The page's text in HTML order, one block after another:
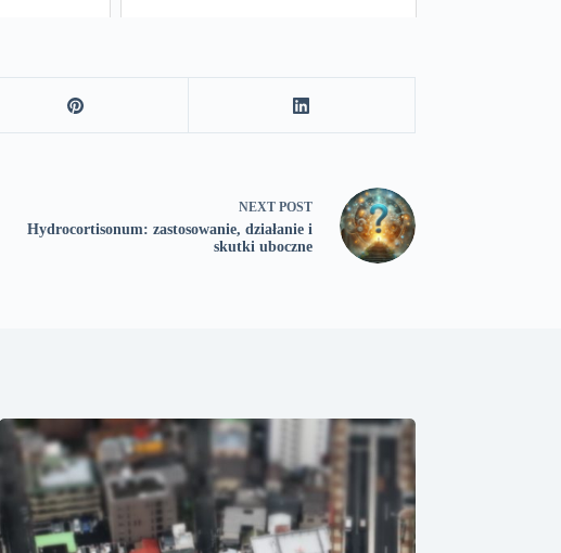
NEXT POST
Hydrocortisonum: zastosowanie, działanie i
skutki uboczne